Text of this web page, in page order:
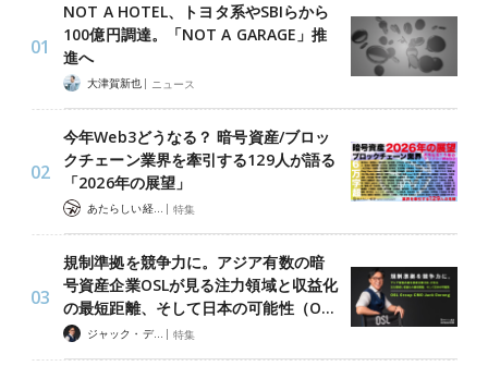
NOT A HOTEL、トヨタ系やSBIらから
100億円調達。「NOT A GARAGE」推
進へ
大津賀新也 | ニュース
今年Web3どうなる？ 暗号資産/ブロッ
クチェーン業界を牽引する129人が語る
「2026年の展望」
あたらしい経済 編集部 | 特集
規制準拠を競争力に。アジア有数の暗
号資産企業OSLが見る注力領域と収益化
の最短距離、そして日本の可能性（O…
ジャック・デロン（Jack Derong） | 特集